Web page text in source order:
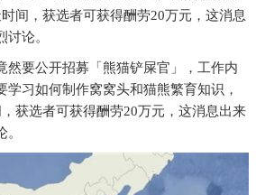
间，获选者可获得酬劳20万元，这消息
论。
然要公开招募「熊猫铲屎官」，工作内
学习如何制作窝窝头和猫熊繁育知识，
获选者可获得酬劳20万元，这消息出来